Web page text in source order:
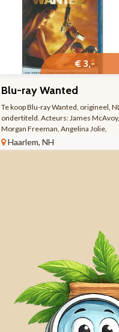
€ 3,-
Blu-ray Wanted
Te koop Blu-ray Wanted, origineel, NL
ondertiteld. Acteurs: James McAvoy,
Morgan Freeman, Angelina Jolie,
Terence Stamp, Thomas
Kretschmann, Common, Kristen
Haarlem, NH